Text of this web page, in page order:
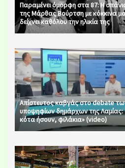
Παραμένει όμορφη στα 87: Η
της Μάρθας Βούρτση με κόκκινα
δείχνει καθόλου την ηλικία της
Απίστευτος καβγάς στο debate
υποψηφίων δημάρχων της Λαμίας:
κότα ήσουν, φιλάκια» (video)